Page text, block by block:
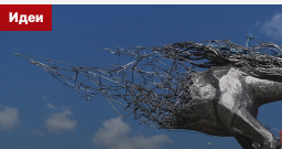
Идеи